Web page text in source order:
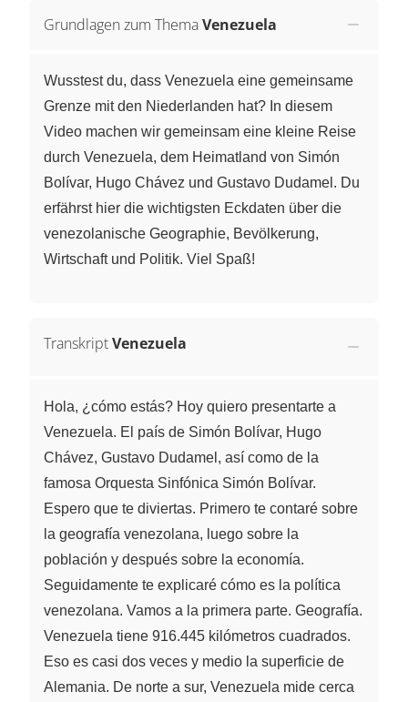
Grundlagen zum ThemaVenezuela
Wusstest du, dass Venezuela eine gemeinsame
Grenze mit den Niederlanden hat? In diesem
Video machen wir gemeinsam eine kleine Reise
durch Venezuela, dem Heimatland von Simón
Bolívar, Hugo Chávez und Gustavo Dudamel. Du
erfährst hier die wichtigsten Eckdaten über die
venezolanische Geographie, Bevölkerung,
Wirtschaft und Politik. Viel Spaß!
TranskriptVenezuela
Hola, ¿cómo estás? Hoy quiero presentarte a
Venezuela. El país de Simón Bolívar, Hugo
Chávez, Gustavo Dudamel, así como de la
famosa Orquesta Sinfónica Simón Bolívar.
Espero que te diviertas. Primero te contaré sobre
la geografía venezolana, luego sobre la
población y después sobre la economía.
Seguidamente te explicaré cómo es la política
venezolana. Vamos a la primera parte. Geografía.
Venezuela tiene 916.445 kilómetros cuadrados.
Eso es casi dos veces y medio la superficie de
Alemania. De norte a sur, Venezuela mide cerca